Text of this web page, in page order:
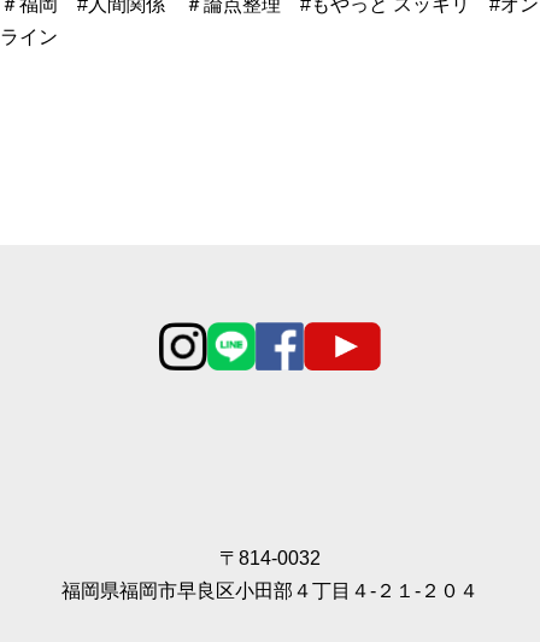
＃福岡 #人間関係 ＃論点整理 #もやっと スッキリ #オン
ライン
〒814-0032
福岡県福岡市早良区小田部４丁目４‐２１‐２０４